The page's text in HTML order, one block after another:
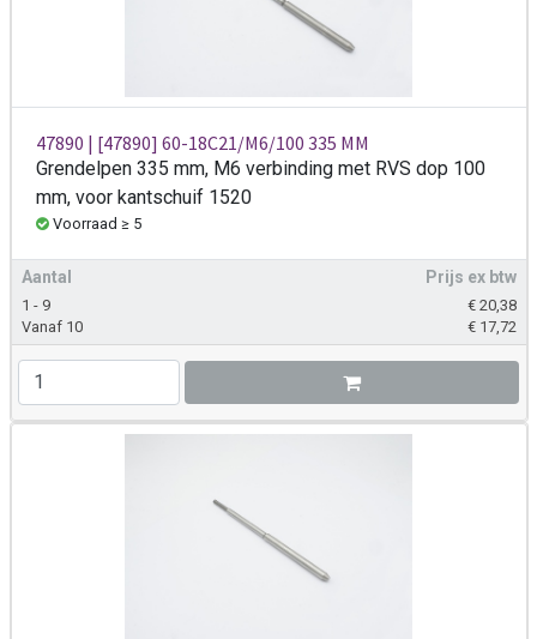
47890 | [47890] 60-18C21/M6/100 335 MM
Grendelpen 335 mm, M6 verbinding met RVS dop 100
mm, voor kantschuif 1520
Voorraad ≥ 5
Aantal Prijs ex btw
1 - 9 € 20,38
Vanaf 10
€ 17,72